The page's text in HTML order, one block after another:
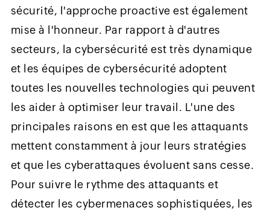
sécurité, l'approche proactive est également
mise à l'honneur. Par rapport à d'autres
secteurs, la cybersécurité est très dynamique
et les équipes de cybersécurité adoptent
toutes les nouvelles technologies qui peuvent
les aider à optimiser leur travail. L'une des
principales raisons en est que les attaquants
mettent constamment à jour leurs stratégies
et que les cyberattaques évoluent sans cesse.
Pour suivre le rythme des attaquants et
détecter les cybermenaces sophistiquées, les